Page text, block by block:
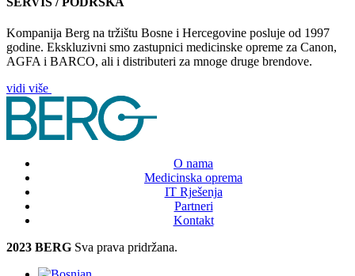
Kompanija Berg na tržištu Bosne i Hercegovine posluje od 1997
godine. Ekskluzivni smo zastupnici medicinske opreme za Canon,
AGFA i BARCO, ali i distributeri za mnoge druge brendove.
vidi više
O nama
Medicinska oprema
IT Rješenja
Partneri
Kontakt
2023 BERG Sva prava pridržana.